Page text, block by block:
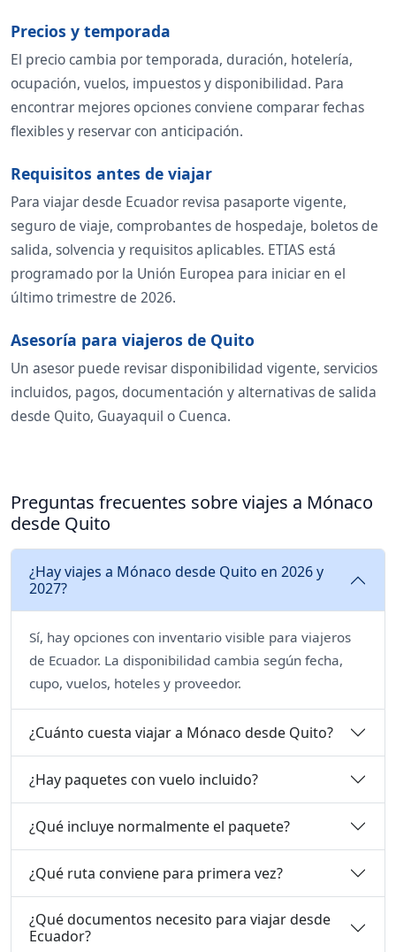
Precios y temporada
El precio cambia por temporada, duración, hotelería,
ocupación, vuelos, impuestos y disponibilidad. Para
encontrar mejores opciones conviene comparar fechas
flexibles y reservar con anticipación.
Requisitos antes de viajar
Para viajar desde Ecuador revisa pasaporte vigente,
seguro de viaje, comprobantes de hospedaje, boletos de
salida, solvencia y requisitos aplicables. ETIAS está
programado por la Unión Europea para iniciar en el
último trimestre de 2026.
Asesoría para viajeros de Quito
Un asesor puede revisar disponibilidad vigente, servicios
incluidos, pagos, documentación y alternativas de salida
desde Quito, Guayaquil o Cuenca.
Preguntas frecuentes sobre viajes a Mónaco
desde Quito
¿Hay viajes a Mónaco desde Quito en 2026 y
2027?
Sí, hay opciones con inventario visible para viajeros
de Ecuador. La disponibilidad cambia según fecha,
cupo, vuelos, hoteles y proveedor.
¿Cuánto cuesta viajar a Mónaco desde Quito?
¿Hay paquetes con vuelo incluido?
¿Qué incluye normalmente el paquete?
¿Qué ruta conviene para primera vez?
¿Qué documentos necesito para viajar desde
Ecuador?